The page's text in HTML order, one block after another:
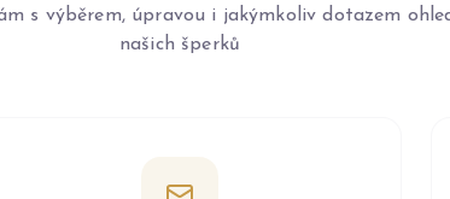
s výběrem, úpravou i jakýmkoliv dotazem
našich šperků